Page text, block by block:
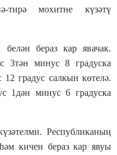
тирә мохитне күзәтү
бераз кар явачак.
3тән минус 8 градуска
градус салкын көтелә.
1дән минус 6 градуска
Республиканың
кичен бераз кар явуы